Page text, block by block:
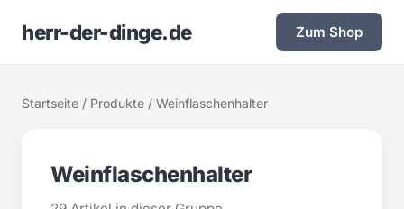
herr-der-dinge.de Zum Shop
Startseite / Produkte / Weinflaschenhalter
Weinflaschenhalter